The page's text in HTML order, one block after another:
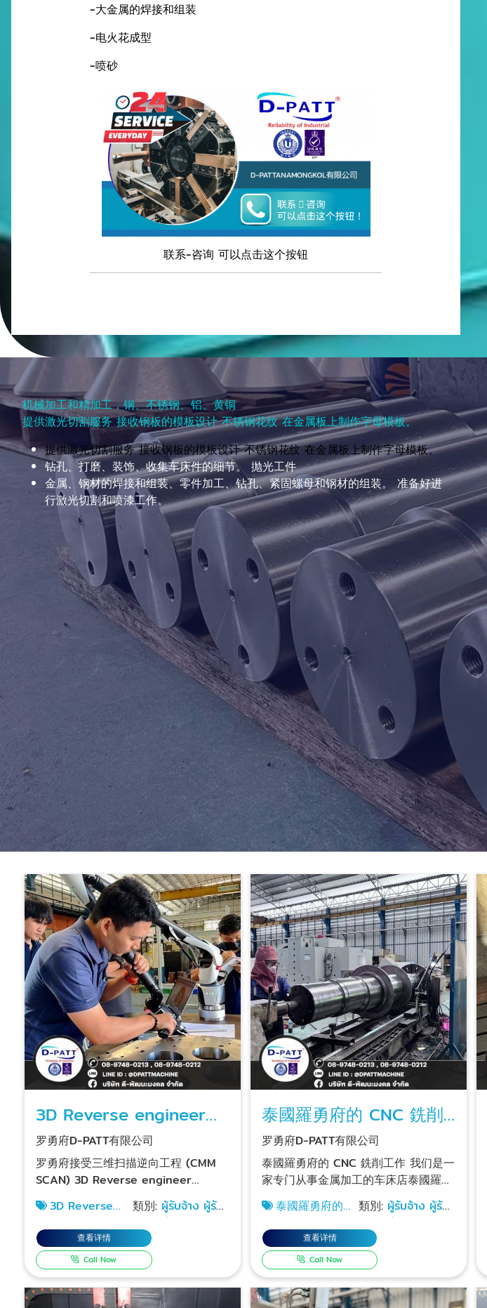
-⼤⾦属的焊接和组装
-电⽕花成型
-喷砂
联系-咨询 可以点击这个按钮
机械加工和精加工，钢、不锈钢、铝、黄铜
提供激光切割服务 接收钢板的模板设计 不锈钢花纹 在金属板上制作字母模板。
提供激光切割服务 接收钢板的模板设计 不锈钢花纹 在金属板上制作字母模板。
钻孔、打磨、装饰、收集车床件的细节。 抛光工件
金属、钢材的焊接和组装、零件加工、钻孔、紧固螺母和钢材的组装。 准备好进
行激光切割和喷漆工作。
3D Reverse engineer
(CMM) Rayong Thailand
罗勇府D-PATT有限公司
罗勇府接受三维扫描逆向工程 (CMM
SCAN) 3D Reverse engineer
(CMM) Rayong Thailand D-PATT车
间我们拥有三维工件扫描测量仪,支持
大型三维扫描任务,通过尖端技术的创
新和高效、高精度的测量仪器,可以对
复杂形状的工件进行测量,投入任务,接
收逆变器,准备制作二维、三维打印,根
据客户的工作流程,包括工件质量控制
3D Reverse
Rayong Thailand
類別: ผู้รับจ้าง ผู้รับ
เหมากลึง
查看详情
Call Now
泰國羅勇府的 CNC 銑削
工作
罗勇府D-PATT有限公司
泰國羅勇府的 CNC 銑削工作 我们是一
家专门从事金属加工的车床店泰國羅勇
府， 罗勇府 D-Phatthanamongkol
或 D-PATT有限公司，拥有 CNC 车床
工作、CNC 铣削工作。使用 EDM 进
行金属铣削、数控激光切割钢-不锈钢
和其他金属的线切割、钻孔、刨削、磨
削、数控折弯、焊接和组装。 手动车
床店，D-Phatthanamongkol，
泰國羅勇府的
類別: ผู้รับจ้าง ผู้รับ
เหมากลึง
查看详情
Call Now